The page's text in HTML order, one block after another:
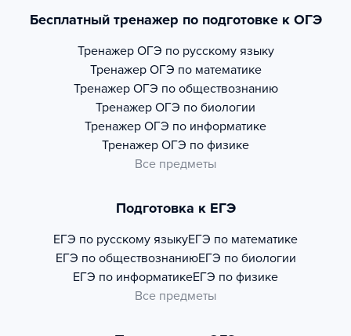
Бесплатный тренажер по подготовке к ОГЭ
Тренажер ОГЭ по русскому языку
Тренажер ОГЭ по математике
Тренажер ОГЭ по обществознанию
Тренажер ОГЭ по биологии
Тренажер ОГЭ по информатике
Тренажер ОГЭ по физике
Все предметы
Подготовка к ЕГЭ
ЕГЭ по русскому языкуЕГЭ по математике
ЕГЭ по обществознаниюЕГЭ по биологии
ЕГЭ по информатикеЕГЭ по физике
Все предметы